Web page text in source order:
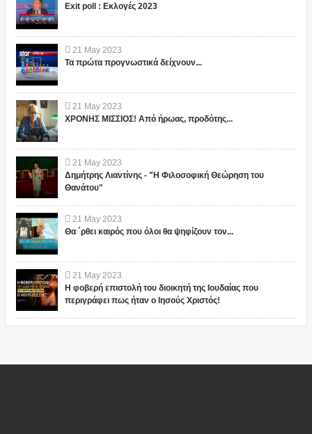
Exit poll : Εκλογές 2023
21 May 2023
Τα πρώτα προγνωστικά δείχνουν...
21 May 2023
ΧΡΟΝΗΣ ΜΙΣΣΙΟΣ! Από ήρωας, προδότης...
21 May 2023
Δημήτρης Λιαντίνης - "Η Φιλοσοφική Θεώρηση του
Θανάτου"
21 May 2023
Θα ΄ρθει καιρός που όλοι θα ψηφίζουν τον...
21 May 2023
Η φοβερή επιστολή του διοικητή της Ιουδαίας που
περιγράφει πως ήταν ο Ιησούς Χριστός!